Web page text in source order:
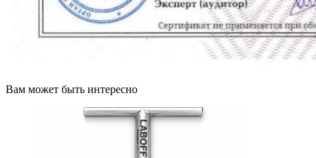
Вам может быть интересно